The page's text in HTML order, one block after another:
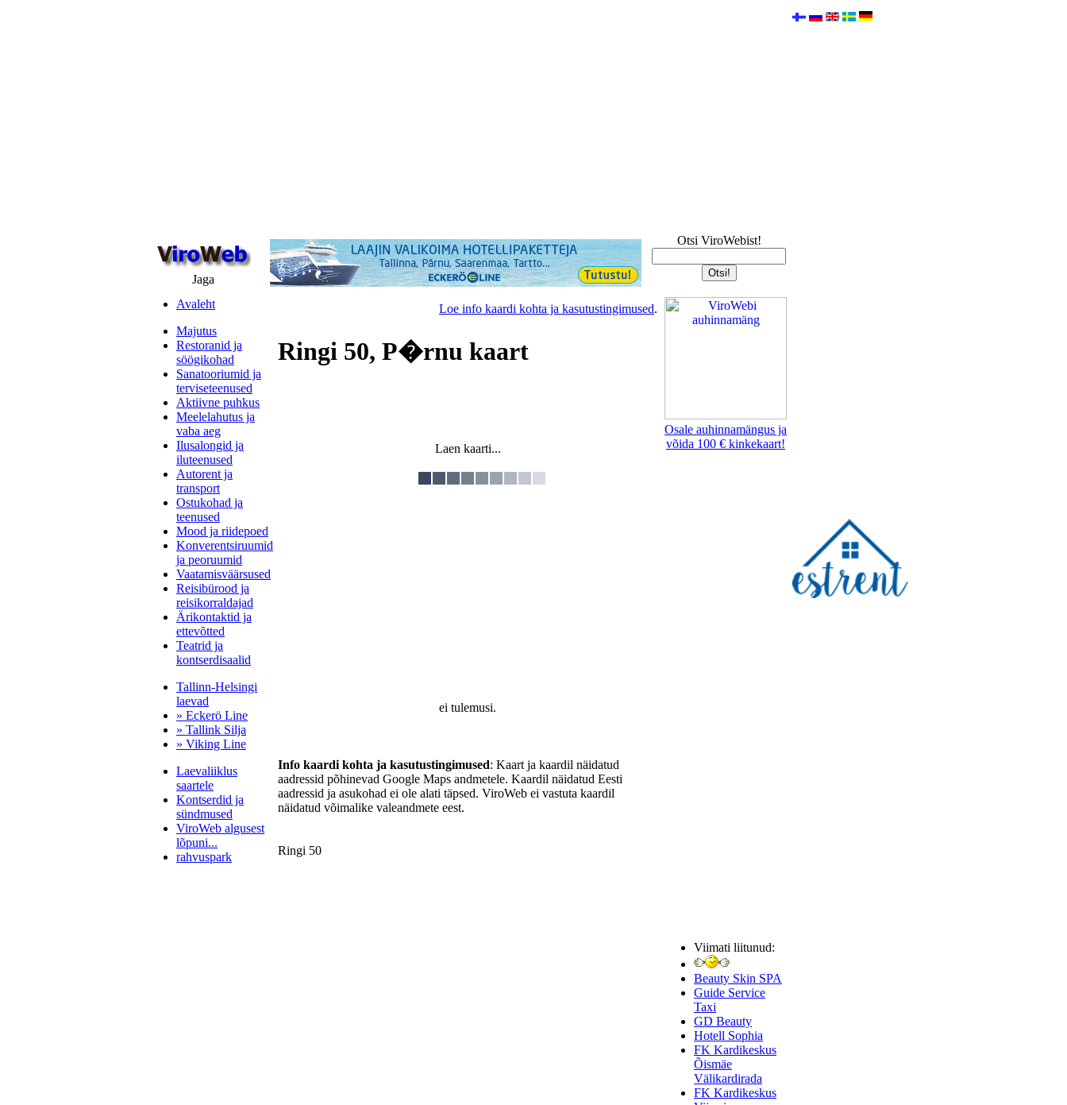
Jaga
Otsi ViroWebist!
Avaleht
Majutus
Restoranid ja
söögikohad
Sanatooriumid ja
terviseteenused
Aktiivne puhkus
Meelelahutus ja
vaba aeg
Ilusalongid ja
iluteenused
Autorent ja
transport
Ostukohad ja
teenused
Mood ja riidepoed
Konverentsiruumid
ja peoruumid
Vaatamisväärsused
Reisibürood ja
reisikorraldajad
Ärikontaktid ja
ettevõtted
Teatrid ja
kontserdisaalid
Tallinn-Helsingi
laevad
» Eckerö Line
» Tallink Silja
» Viking Line
Laevaliiklus
saartele
Kontserdid ja
sündmused
ViroWeb algusest
lõpuni...
rahvuspark
Loe info kaardi kohta ja kasutustingimused.
Ringi 50, P�rnu kaart
Laen kaarti...
ei tulemusi.
Info kaardi kohta ja kasutustingimused: Kaart ja kaardil näidatud
aadressid põhinevad Google Maps andmetele. Kaardil näidatud Eesti
aadressid ja asukohad ei ole alati täpsed. ViroWeb ei vastuta kaardil
näidatud võimalike valeandmete eest.
Ringi 50
Osale auhinnamängus ja
võida 100 € kinkekaart!
Viimati liitunud:
Beauty Skin SPA
Guide Service
Taxi
GD Beauty
Hotell Sophia
FK Kardikeskus
Õismäe
Välikardirada
FK Kardikeskus